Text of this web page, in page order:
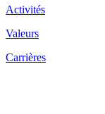
Activités
Valeurs
Carrières